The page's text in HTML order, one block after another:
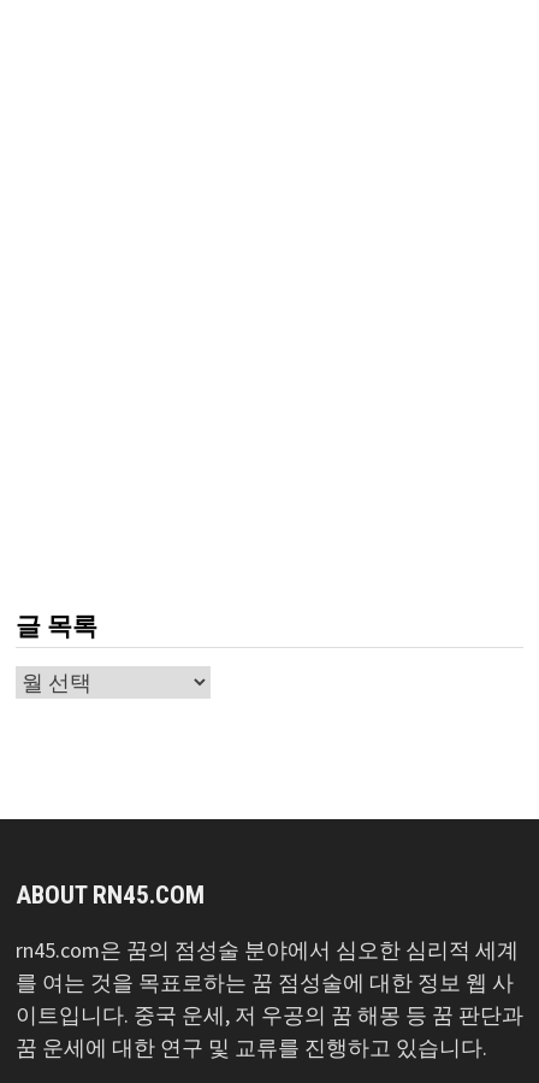
글 목록
글
ABOUT RN45.COM
rn45.com은 꿈의 점성술 분야에서 심오한 심리적 세계
를 여는 것을 목표로하는 꿈 점성술에 대한 정보 웹 사
이트입니다. 중국 운세, 저 우공의 꿈 해몽 등 꿈 판단과
꿈 운세에 대한 연구 및 교류를 진행하고 있습니다.